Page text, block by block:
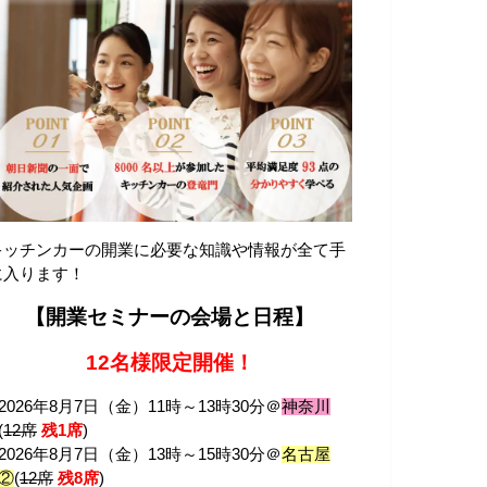
ッチンカーの開業に必要な知識や情報が全て手
ります！
【開業セミナーの会場と日程】
12名様限定開催！
年8月7日（金）11時～13時30分＠神奈川
12席 残1席)
年8月7日（金）13時～15時30分＠名古屋
(12席 残8席)